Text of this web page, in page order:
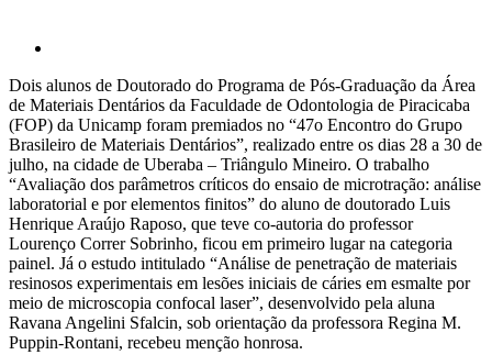
Dois alunos de Doutorado do Programa de Pós-Graduação da Área
de Materiais Dentários da Faculdade de Odontologia de Piracicaba
(FOP) da Unicamp foram premiados no “47o Encontro do Grupo
Brasileiro de Materiais Dentários”, realizado entre os dias 28 a 30 de
julho, na cidade de Uberaba – Triângulo Mineiro. O trabalho
“Avaliação dos parâmetros críticos do ensaio de microtração: análise
laboratorial e por elementos finitos” do aluno de doutorado Luis
Henrique Araújo Raposo, que teve co-autoria do professor
Lourenço Correr Sobrinho, ficou em primeiro lugar na categoria
painel. Já o estudo intitulado “Análise de penetração de materiais
resinosos experimentais em lesões iniciais de cáries em esmalte por
meio de microscopia confocal laser”, desenvolvido pela aluna
Ravana Angelini Sfalcin, sob orientação da professora Regina M.
Puppin-Rontani, recebeu menção honrosa.